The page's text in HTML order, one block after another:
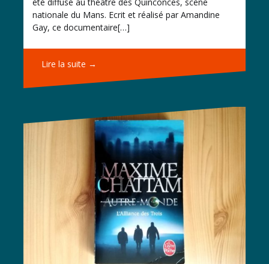
nationale du Mans. Ecrit et réalisé par Amandine
Gay, ce documentaire[…]
Lire la suite →